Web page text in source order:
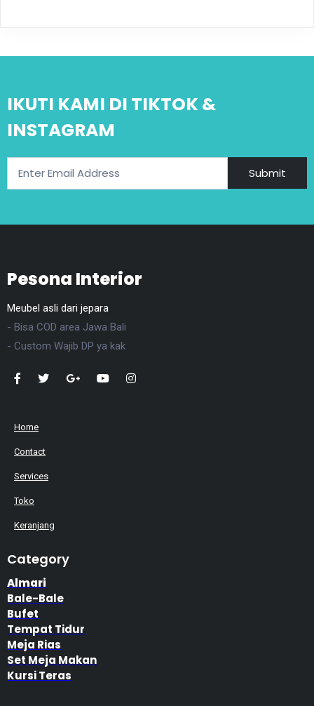
IKUTI KAMI DI TIKTOK &
INSTAGRAM
Submit
Pesona Interior
Meubel asli dari jepara
- Bisa COD area Jawa Bali
- Custom Wajib DP ya kak
Home
Contact
Services
Toko
Keranjang
Category
Almari
Bale-Bale
Bufet
Tempat Tidur
Meja Rias
Set Meja Makan
Kursi Teras